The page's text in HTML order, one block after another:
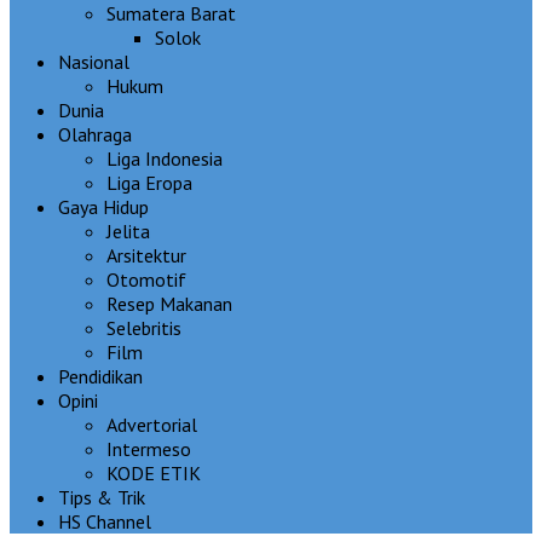
Sumatera Barat
Solok
Nasional
Hukum
Dunia
Olahraga
Liga Indonesia
Liga Eropa
Gaya Hidup
Jelita
Arsitektur
Otomotif
Resep Makanan
Selebritis
Film
Pendidikan
Opini
Advertorial
Intermeso
KODE ETIK
Tips & Trik
HS Channel